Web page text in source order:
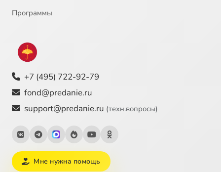
Программы
+7 (495) 722-92-79
fond@predanie.ru
support@predanie.ru (техн.вопросы)
Мне нужна помощь